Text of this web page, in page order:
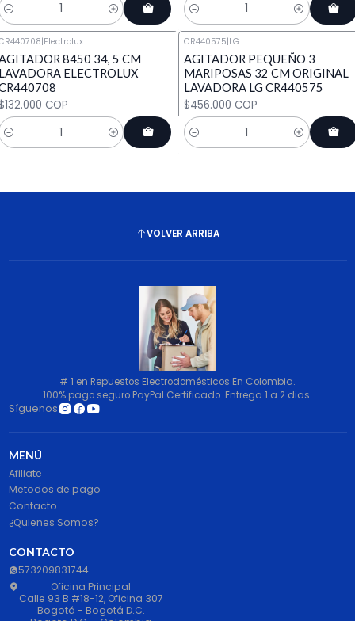
Cantidad
|Electrolux
8450 34, 5 CM
ELECTROLUX
COP
CR440575|LG
AGITADOR PEQUEÑO 3
MARIPOSAS 32 CM ORIGINAL
LAVADORA LG CR440575
$456.000 COP
Cantidad
VOLVER ARRIBA
# 1 en Repuestos Electrodomésticos En Colombia.
100% pago seguro PayPal Certificado. Entrega 1 a 2 dias.
Síguenos
MENÚ
Afiliate
Metodos de pago
Contacto
¿Quienes Somos?
CONTACTO
573209831744
Oficina Principal
Calle 93 B #18-12, Oficina 307
Bogotá - Bogotá D.C.